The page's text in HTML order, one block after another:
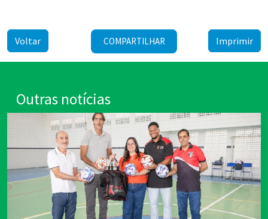
Voltar COMPARTILHAR Imprimir
Outras notícias